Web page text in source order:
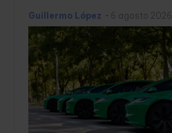
Guillermo López - 6 agosto 2026